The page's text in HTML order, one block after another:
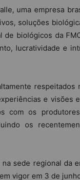
uma empresa
soluções
biológicos da
lucratividade e
e
com os
os
sede regional da
vigor em 3 de